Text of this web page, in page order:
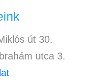
út 30.
utca 3.